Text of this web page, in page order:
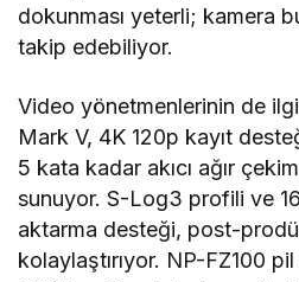
dokunması yeterli; kamera
takip edebiliyor.
Video yönetmenlerinin de
Mark V, 4K 120p kayıt
5 kata kadar akıcı ağır
sunuyor. S-Log3 profili ve
aktarma desteği, post-
kolaylaştırıyor. NP-FZ100